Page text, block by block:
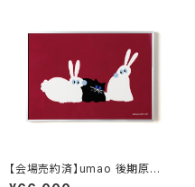
【会場売約済】umao 後期原画
作品G うさぎ